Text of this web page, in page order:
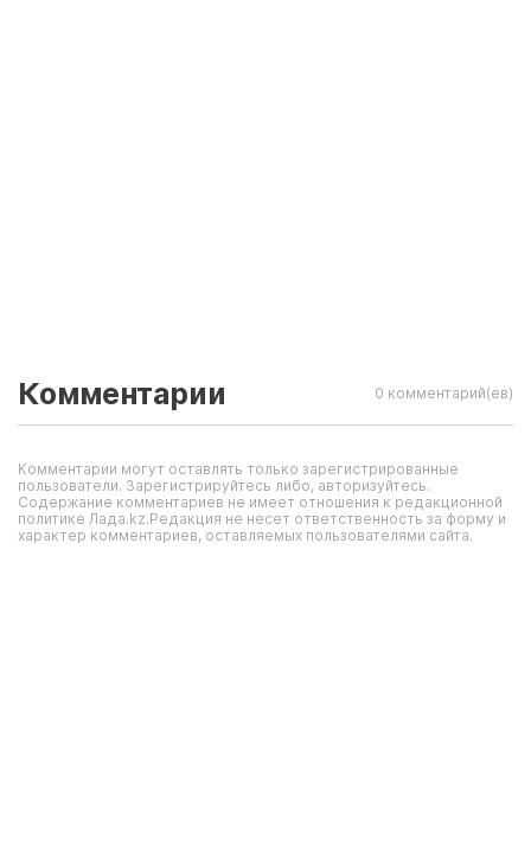
Комментарии 0 комментарий(ев)
Комментарии могут оставлять только зарегистрированные
пользователи. Зарегистрируйтесь либо, авторизуйтесь.
Содержание комментариев не имеет отношения к редакционной
политике Лада.kz.Редакция не несет ответственность за форму и
характер комментариев, оставляемых пользователями сайта.